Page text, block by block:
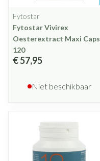
Fytostar
Fytostar Vivirex
Oesterextract Maxi Caps
120
€ 57,95
Niet beschikbaar